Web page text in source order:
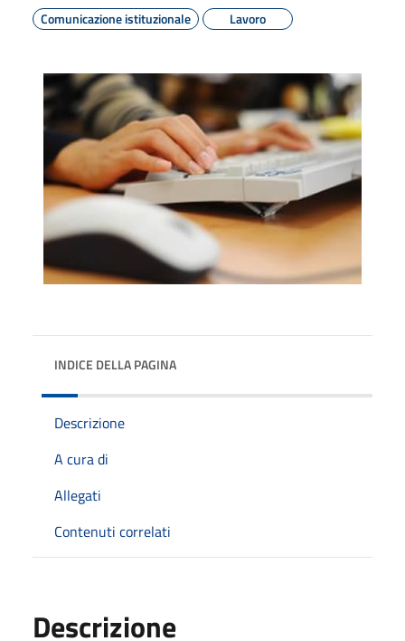
Comunicazione istituzionale
Lavoro
INDICE DELLA PAGINA
Descrizione
A cura di
Allegati
Contenuti correlati
Descrizione